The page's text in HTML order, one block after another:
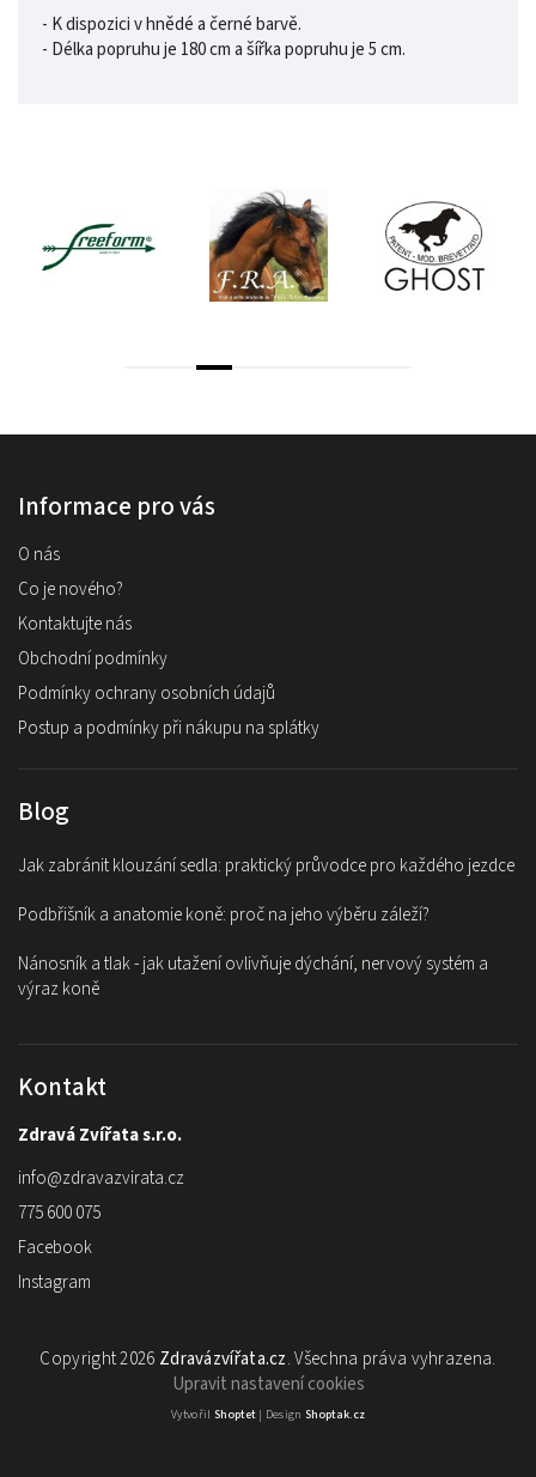
- K dispozici v hnědé a černé barvě.
- Délka popruhu je 180 cm a šířka popruhu je 5 cm.
Informace pro vás
O nás
Co je nového?
Kontaktujte nás
Obchodní podmínky
Podmínky ochrany osobních údajů
Postup a podmínky při nákupu na splátky
Blog
Jak zabránit klouzání sedla: praktický průvodce pro každého jezdce
Podbřišník a anatomie koně: proč na jeho výběru záleží?
Nánosník a tlak - jak utažení ovlivňuje dýchání, nervový systém a
výraz koně
Kontakt
Zdravá Zvířata s.r.o.
info@zdravazvirata.cz
775 600 075
Facebook
Instagram
Copyright 2026 Zdravázvířata.cz. Všechna práva vyhrazena.
Upravit nastavení cookies
Vytvořil Shoptet| Design Shoptak.cz